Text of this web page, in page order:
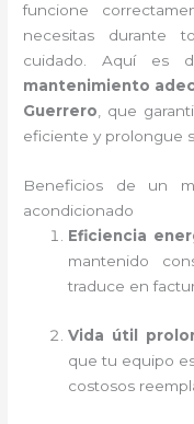
funcione
necesitas durante
cuidado. Aquí es
mantenimiento
Guerrero , que
eficiente y prolongue
Beneficios de un
acondicionado
Eficiencia
mantenido
traduce en
Vida útil
que tu equipo
costosos